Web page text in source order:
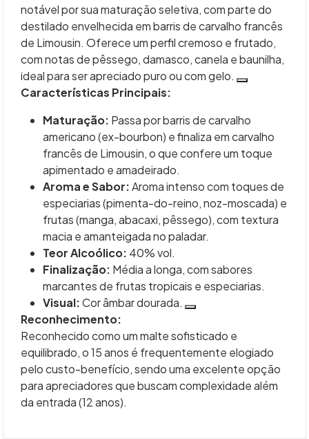
notável por sua maturação seletiva, com parte do
destilado envelhecida em barris de carvalho francês
de Limousin. Oferece um perfil cremoso e frutado,
com notas de pêssego, damasco, canela e baunilha,
ideal para ser apreciado puro ou com gelo.
Características Principais:
Maturação: Passa por barris de carvalho
americano (ex-bourbon) e finaliza em carvalho
francês de Limousin, o que confere um toque
apimentado e amadeirado.
Aroma e Sabor:Aroma intenso com toques de
especiarias (pimenta-do-reino, noz-moscada) e
frutas (manga, abacaxi, pêssego), com textura
macia e amanteigada no paladar.
Teor Alcoólico: 40% vol.
Finalização: Média a longa, com sabores
marcantes de frutas tropicais e especiarias.
Visual:Cor âmbar dourada.
Reconhecimento:
Reconhecido como um malte sofisticado e
equilibrado, o 15 anos é frequentemente elogiado
pelo custo-benefício, sendo uma excelente opção
para apreciadores que buscam complexidade além
da entrada (12 anos).